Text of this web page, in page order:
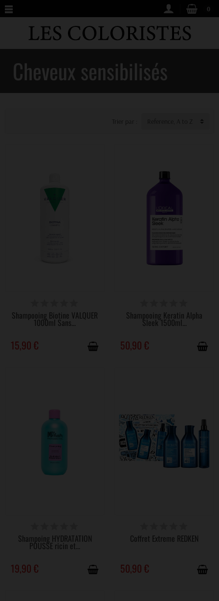
0
Cheveux sensibilisés
Trier par : Reference, A to Z
Shampooing Biotine VALQUER
1000ml Sans...
15,90 €
Shampooing Keratin Alpha
Sleek 1500ml...
50,90 €
Shampoing HYDRATATION
POUSSE ricin et...
19,90 €
Coffret Extreme REDKEN
50,90 €